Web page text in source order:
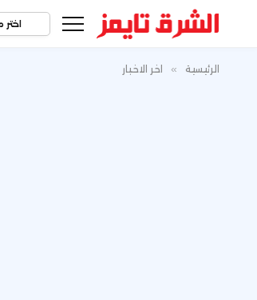
الرئيسية » اخر الاخبار